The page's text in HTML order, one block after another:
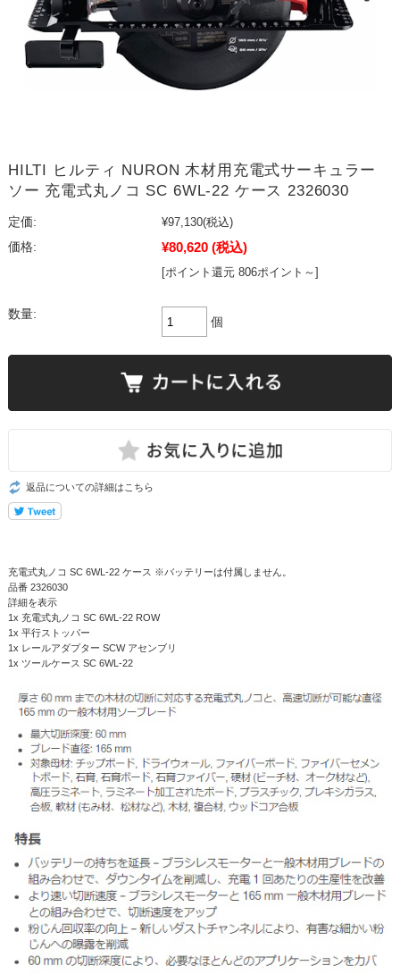
HILTI ヒルティ NURON 木材用充電式サーキュラー
ソー 充電式丸ノコ SC 6WL-22 ケース 2326030
定価: ¥97,130(税込)
価格:
¥80,620 (税込)
[ポイント還元 806ポイント～]
数量:
個
返品についての詳細はこちら
充電式丸ノコ SC 6WL-22 ケース ※バッテリーは付属しません。
品番 2326030
詳細を表示
1x 充電式丸ノコ SC 6WL-22 ROW
1x 平行ストッパー
1x レールアダプター SCW アセンブリ
1x ツールケース SC 6WL-22